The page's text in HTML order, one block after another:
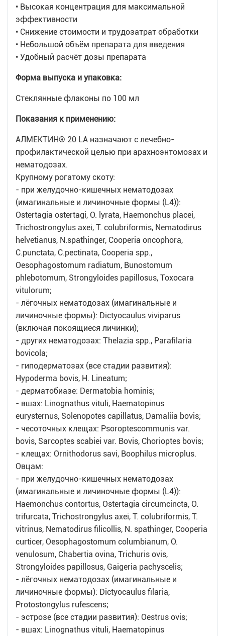
• Высокая концентрация для максимальной
эффективности
• Снижение стоимости и трудозатрат обработки
• Небольшой объём препарата для введения
• Удобный расчёт дозы препарата
Форма выпуска и упаковка:
Стеклянные флаконы по 100 мл
Показания к применению:
АЛМЕКТИН® 20 LA назначают с лечебно-
профилактической целью при арахноэнтомозах и
нематодозах.
Крупному рогатому скоту:
- при желудочно-кишечных нематодозах
(имагинальные и личиночные формы (L4)):
Ostertagia ostertagi, O. lyrata, Haemonchus placei,
Trichostrongylus axei, T. colubriformis, Nematodirus
helvetianus, N.spathinger, Cooperia oncophora,
C.punctata, C.pectinata, Cooperia spp.,
Oesophagostomum radiatum, Bunostomum
phlebotomum, Strongyloides papillosus, Toxocara
vitulorum;
- лёгочных нематодозах (имагинальные и
личиночные формы): Dictyocaulus viviparus
(включая покоящиеся личинки);
- других нематодозах: Thelazia spp., Parafilaria
bovicola;
- гиподерматозах (все стадии развития):
Hypoderma bovis, H. Lineatum;
- дерматобиазе: Dermatobia hominis;
- вшах: Linognathus vituli, Haematopinus
eurysternus, Solenopotes capillatus, Damaliia bovis;
- чесоточных клещах: Psoroptescommunis var.
bovis, Sarcoptes scabiei var. Bovis, Chorioptes bovis;
- клещах: Ornithodorus savi, Boophilus microplus.
Овцам:
- при желудочно-кишечных нематодозах
(имагинальные и личиночные формы (L4)):
Haemonchus contortus, Ostertagia circumcincta, O.
trifurcata, Trichostrongylus axei, T. colubriformis, T.
vitrinus, Nematodirus filicollis, N. spathinger, Cooperia
curticer, Oesophagostomum columbianum, O.
venulosum, Chabertia ovina, Trichuris ovis,
Strongyloides papillosus, Gaigeria pachyscelis;
- лёгочных нематодозах (имагинальные и
личиночные формы): Dictyocaulus filaria,
Protostongylus rufescens;
- эстрозе (все стадии развития): Oestrus ovis;
- вшах: Linognathus vituli, Haematopinus